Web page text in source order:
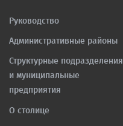
Руководство
Административные районы
Структурные подразделения
и муниципальные
предприятия
О столице